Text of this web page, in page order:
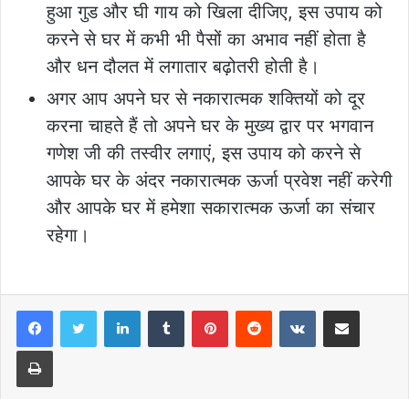
हुआ गुड और घी गाय को खिला दीजिए, इस उपाय को
करने से घर में कभी भी पैसों का अभाव नहीं होता है
और धन दौलत में लगातार बढ़ोतरी होती है।
अगर आप अपने घर से नकारात्मक शक्तियों को दूर
करना चाहते हैं तो अपने घर के मुख्य द्वार पर भगवान
गणेश जी की तस्वीर लगाएं, इस उपाय को करने से
आपके घर के अंदर नकारात्मक ऊर्जा प्रवेश नहीं करेगी
और आपके घर में हमेशा सकारात्मक ऊर्जा का संचार
रहेगा।
LinkedInTumblr PinterestReddit VKontakteShare via Email
Print